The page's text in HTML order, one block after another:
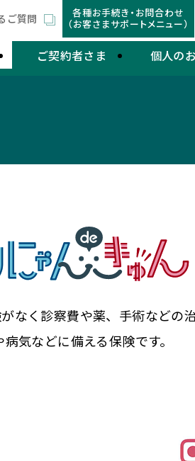
ご質問
各種お手続き・お問合わせ
（お客さまサポートメニュー）
ご契約者さま 個人の
く診察費や薬、手術などの
気などに備える保険です。